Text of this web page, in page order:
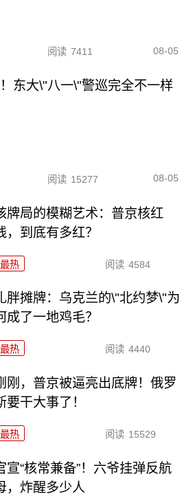
阅读 7411 08-05
东大\"八一\"警巡完全不一样
阅读 15277 08-05
牌局的模糊艺术：普京核红
，到底有多红？
最热 阅读 4584
胖摊牌：乌克兰的\"北约梦\"为
成了一地鸡毛？
最热 阅读 4440
刚，普京被逼亮出底牌！俄罗
要干大事了！
最热 阅读 15529
宣“核常兼备”！六爷挂弹反航
，炸醒多少人